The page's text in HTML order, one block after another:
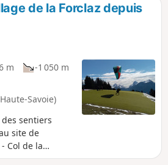
de la Forclaz depuis
m
-1 050 m
Savoie)
sentiers
site de
Col de la
libre en France